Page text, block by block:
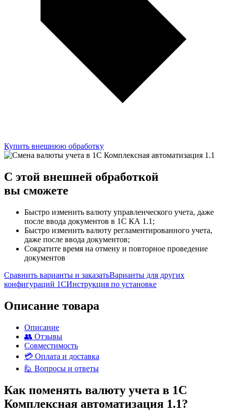
Купить внешнюю обработку
C этой внешней обработкой
вы сможете
Быстро изменить валюту управленческого учета, даже
после ввода документов в 1С КА 1.1;
Быстро изменить валюту регламентированного учета,
даже после ввода документов;
Сократите время на отмену и повторное проведение
документов
Сравнить варианты и заказатьВарианты для других
конфигураций 1СИнструкция по установке
Описание товара
Описание
👥 Отзывы
Совместимость
💳 Оплата и доставка
🙋 Вопросы и ответы
Как поменять валюту учета в 1С
Комплексная автоматизация 1.1?